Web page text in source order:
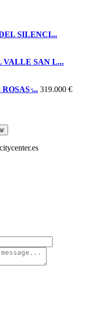
SILENCI...
VALLE SAN L...
̵... 319.000 €